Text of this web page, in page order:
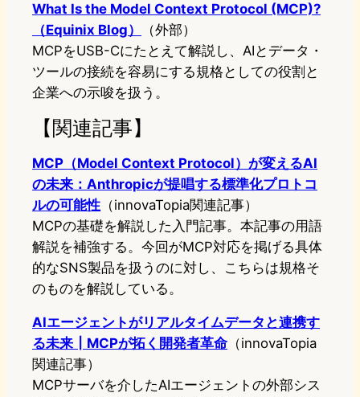
What Is the Model Context Protocol (MCP)?
（Equinix Blog）
（外部）
MCPをUSB-Cにたとえて解説し、AIとデータ・
ツールの接続を容易にする規格としての役割と
企業への示唆を扱う。
【関連記事】
MCP（Model Context Protocol）が変えるAI
の未来：Anthropicが提唱する標準化プロトコ
ルの可能性 （innovaTopia関連記事）
MCPの基礎を解説した入門記事。本記事の用語
解説を補強する。今回がMCP対応を掲げる具体
的なSNS製品を扱うのに対し、こちらは規格そ
のものを解説している。
AIエージェントがリアルタイムデータと連携す
る未来┃MCPが拓く開発者革命 （innovaTopia
関連記事）
MCPサーバを介したAIエージェントの外部シス